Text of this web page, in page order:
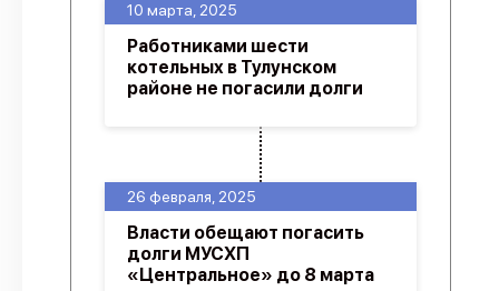
26 февраля, 2025
Власти обещают погасить
долги МУСХП
«Центральное» до 8 марта
10 марта, 2025
Работниками шести
котельных в Тулунском
районе не погасили долги